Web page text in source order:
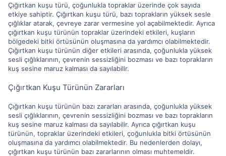
Çığırtkan kuşu türü, çoğunlukla topraklar üzerinde çok sayıda
etkiye sahiptir. Çığırtkan kuşu türü, bazı toprakların yüksek sesle
çığlıklar atarak, çevreye zarar vermesine yol açabilmektedir. Ayrıca
çığırtkan kuşu türünün topraklar üzerindeki etkileri, kuşların
bölgedeki bitki örtüsünün oluşmasına da yardımcı olabilmektedir.
Çığırtkan kuşu türünün diğer etkileri arasında, çoğunlukla yüksek
sesli çığlıklarının, çevrenin sessizliğini bozması ve bazı toprakların
kuş sesine maruz kalması da sayılabilir.
Çığırtkan Kuşu Türünün Zararları
Çığırtkan kuşu türünün bazı zararları arasında, çoğunlukla yüksek
sesli çığlıklarının, çevrenin sessizliğini bozması ve bazı toprakların
kuş sesine maruz kalması da sayılabilir. Ayrıca çığırtkan kuşu
türünün, topraklar üzerindeki etkileri, çoğunlukla bitki örtüsünün
oluşmasına da yardımcı olabilmektedir. Bu nedenlerden dolayı,
çığırtkan kuşu türünün bazı zararlarının olması muhtemeldir.